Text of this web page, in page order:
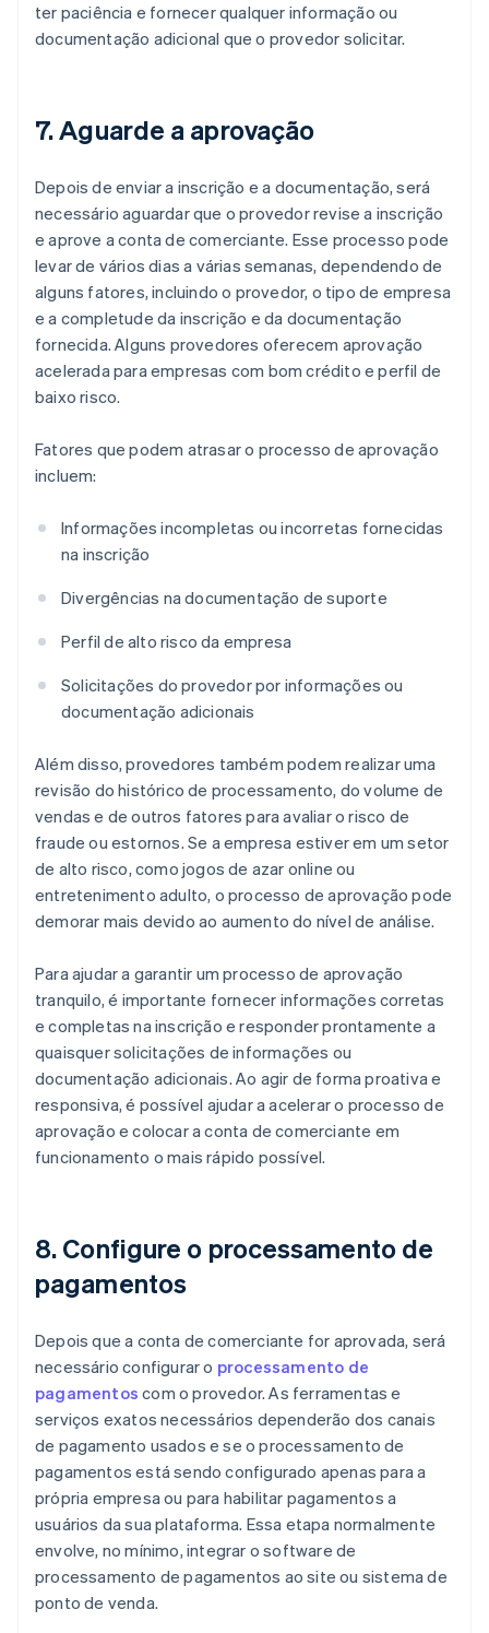
ter paciência e fornecer qualquer informação ou
documentação adicional que o provedor solicitar.
7. Aguarde a aprovação
Depois de enviar a inscrição e a documentação, será
necessário aguardar que o provedor revise a inscrição
e aprove a conta de comerciante. Esse processo pode
levar de vários dias a várias semanas, dependendo de
alguns fatores, incluindo o provedor, o tipo de empresa
e a completude da inscrição e da documentação
fornecida. Alguns provedores oferecem aprovação
acelerada para empresas com bom crédito e perfil de
baixo risco.
Fatores que podem atrasar o processo de aprovação
incluem:
Informações incompletas ou incorretas fornecidas
na inscrição
Divergências na documentação de suporte
Perfil de alto risco da empresa
Solicitações do provedor por informações ou
documentação adicionais
Além disso, provedores também podem realizar uma
revisão do histórico de processamento, do volume de
vendas e de outros fatores para avaliar o risco de
fraude ou estornos. Se a empresa estiver em um setor
de alto risco, como jogos de azar online ou
entretenimento adulto, o processo de aprovação pode
demorar mais devido ao aumento do nível de análise.
Para ajudar a garantir um processo de aprovação
tranquilo, é importante fornecer informações corretas
e completas na inscrição e responder prontamente a
quaisquer solicitações de informações ou
documentação adicionais. Ao agir de forma proativa e
responsiva, é possível ajudar a acelerar o processo de
aprovação e colocar a conta de comerciante em
funcionamento o mais rápido possível.
8. Configure o processamento de
pagamentos
Depois que a conta de comerciante for aprovada, será
necessário configurar o processamento de
pagamentos com o provedor. As ferramentas e
serviços exatos necessários dependerão dos canais
de pagamento usados e se o processamento de
pagamentos está sendo configurado apenas para a
própria empresa ou para habilitar pagamentos a
usuários da sua plataforma. Essa etapa normalmente
envolve, no mínimo, integrar o software de
processamento de pagamentos ao site ou sistema de
ponto de venda.